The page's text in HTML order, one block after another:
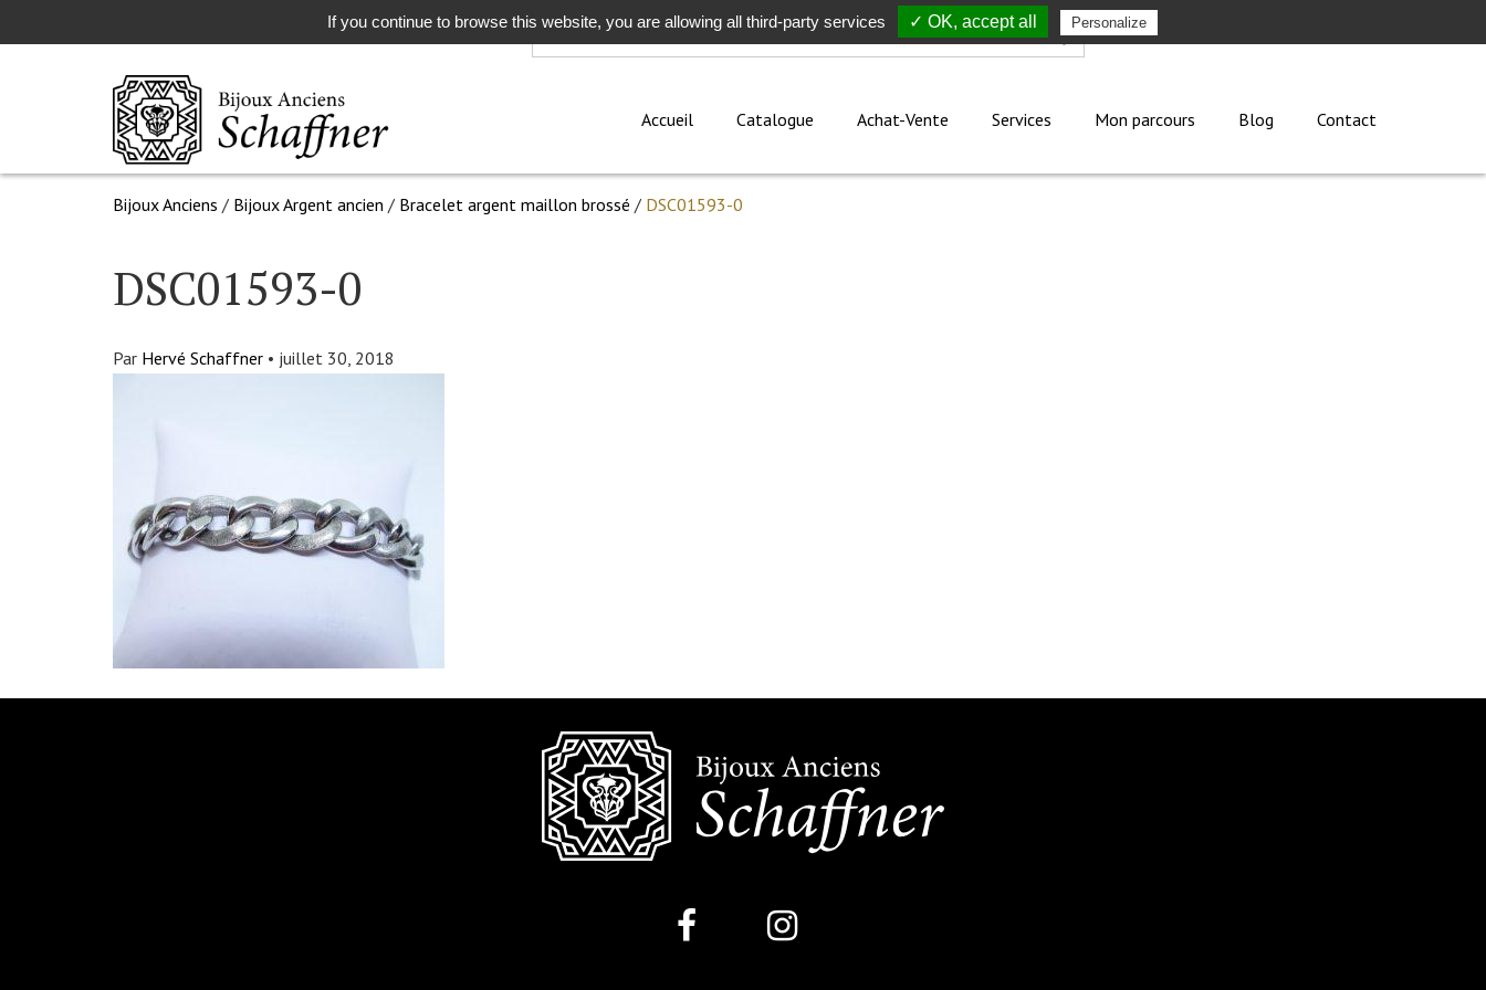
Rechercher
Accueil Catalogue Achat-Vente Services Mon parcours Blog Contact
Bijoux Anciens / Bijoux Argent ancien / Bracelet argent maillon brossé / DSC01593-0
DSC01593-0
Par Hervé Schaffner • juillet 30, 2018
If you continue to browse this website, you are allowing all third-party services ✓ OK, accept all Personalize